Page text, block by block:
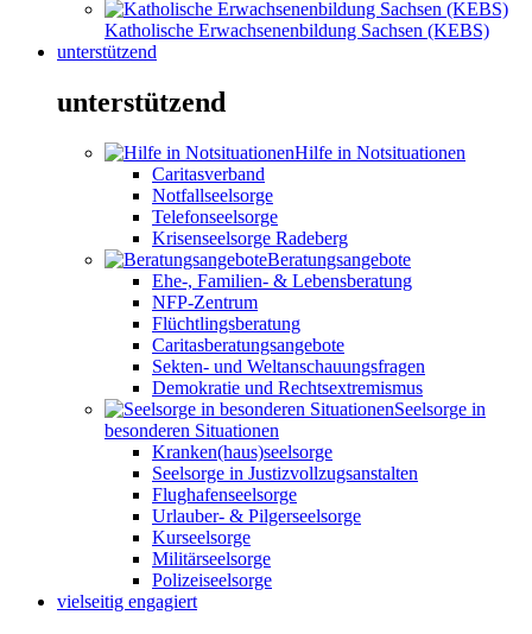
Katholische Erwachsenenbildung Sachsen (KEBS)
unterstützend
unterstützend
Hilfe in Notsituationen
Caritasverband
Notfallseelsorge
Telefonseelsorge
Krisenseelsorge Radeberg
Beratungsangebote
Ehe-, Familien- & Lebensberatung
NFP-Zentrum
Flüchtlingsberatung
Caritasberatungsangebote
Sekten- und Weltanschauungsfragen
Demokratie und Rechtsextremismus
Seelsorge in
besonderen Situationen
Kranken(haus)seelsorge
Seelsorge in Justizvollzugsanstalten
Flughafenseelsorge
Urlauber- & Pilgerseelsorge
Kurseelsorge
Militärseelsorge
Polizeiseelsorge
vielseitig engagiert